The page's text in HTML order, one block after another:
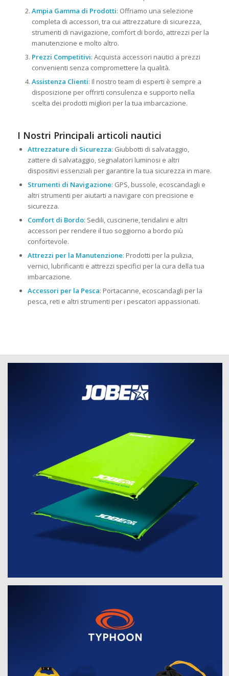
Ampia Gamma di Prodotti: Offriamo una selezione
completa di accessori, tra cui attrezzature di sicurezza,
strumenti di navigazione, comfort di bordo, attrezzi per la
manutenzione e molto altro.
Prezzi Competitivi: Acquista accessori nautici a prezzi
convenienti senza compromettere la qualità.
Assistenza Clienti: Il nostro team di esperti è sempre a
disposizione per offrirti consulenza e supporto nella
scelta dei prodotti migliori per la tua imbarcazione.
I Nostri Principali articoli nautici
Attrezzature di Sicurezza: Giubbotti di salvataggio,
zattere di salvataggio, segnalatori luminosi e altri
dispositivi essenziali per garantire la tua sicurezza in mare.
Strumenti di Navigazione: GPS, bussole, ecoscandagli e
altri strumenti per aiutarti a navigare con precisione e
sicurezza.
Comfort di Bordo: Sedili, cuscinerie, tendalini e altri
accessori per rendere il tuo soggiorno a bordo più
confortevole.
Attrezzi per la Manutenzione: Prodotti per la pulizia,
vernici, lubrificanti e attrezzi specifici per la cura della tua
imbarcazione.
Accessori per la Pesca: Portacanne, ecoscandagli per la
pesca, reti e altri strumenti per i pescatori appassionati.